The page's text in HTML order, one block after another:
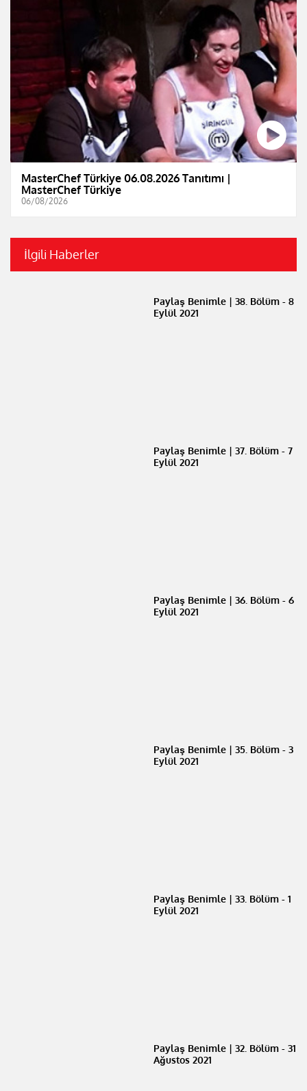
MasterChef Türkiye 06.08.2026 Tanıtımı |
MasterChef Türkiye
06/08/2026
İlgili Haberler
Paylaş Benimle | 38. Bölüm - 8
Eylül 2021
Paylaş Benimle | 37. Bölüm - 7
Eylül 2021
Paylaş Benimle | 36. Bölüm - 6
Eylül 2021
Paylaş Benimle | 35. Bölüm - 3
Eylül 2021
Paylaş Benimle | 33. Bölüm - 1
Eylül 2021
Paylaş Benimle | 32. Bölüm - 31
Ağustos 2021